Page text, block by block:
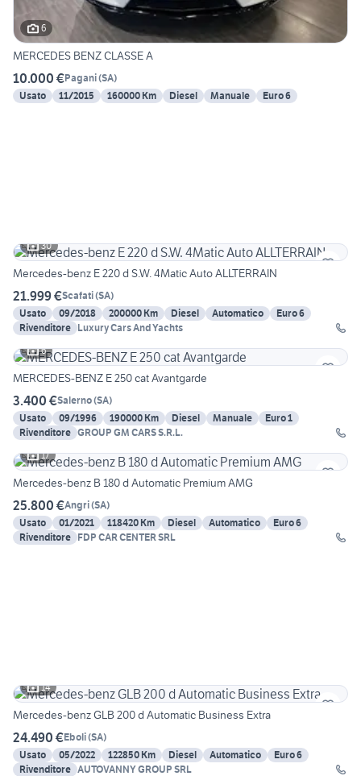
6
MERCEDES BENZ CLASSE A
10.000 €Pagani(SA)
Usato
11/2015 160000 Km Diesel Manuale Euro 6
30
Mercedes-benz E 220 d S.W. 4Matic Auto ALLTERRAIN
21.999 €Scafati(SA)
Usato
09/2018 200000 Km Diesel Automatico
Euro 6
Rivenditore Luxury Cars And Yachts
6
MERCEDES-BENZ E 250 cat Avantgarde
3.400 €Salerno(SA)
Usato
09/1996 190000 Km Diesel Manuale
Euro 1
Rivenditore GROUP GM CARS S.R.L.
17
Mercedes-benz B 180 d Automatic Premium AMG
25.800 €Angri(SA)
Usato
01/2021 118420 Km Diesel Automatico
Euro 6
Rivenditore FDP CAR CENTER SRL
14
Mercedes-benz GLB 200 d Automatic Business Extra
24.490 €Eboli(SA)
Usato
05/2022 122850 Km Diesel Automatico
Euro 6
Rivenditore AUTOVANNY GROUP SRL